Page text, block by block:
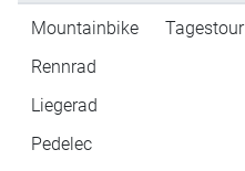
Mountainbike
Rennrad
Liegerad
Pedelec
Tagestour